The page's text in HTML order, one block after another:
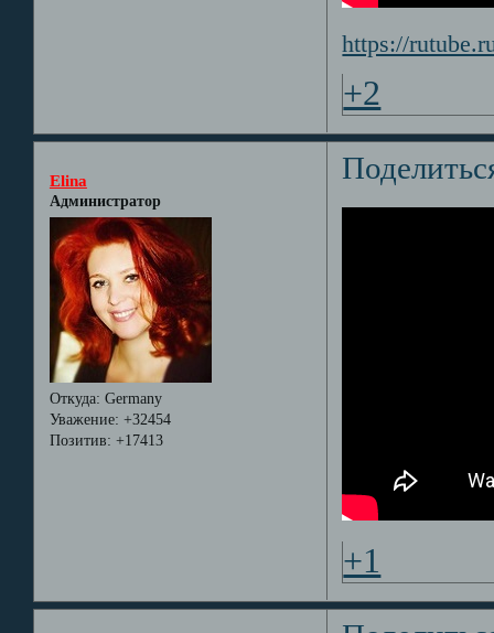
https://
+2
Elina
Администратор
Откуда: Germany
Уважение: +32454
Позитив: +17413
+1